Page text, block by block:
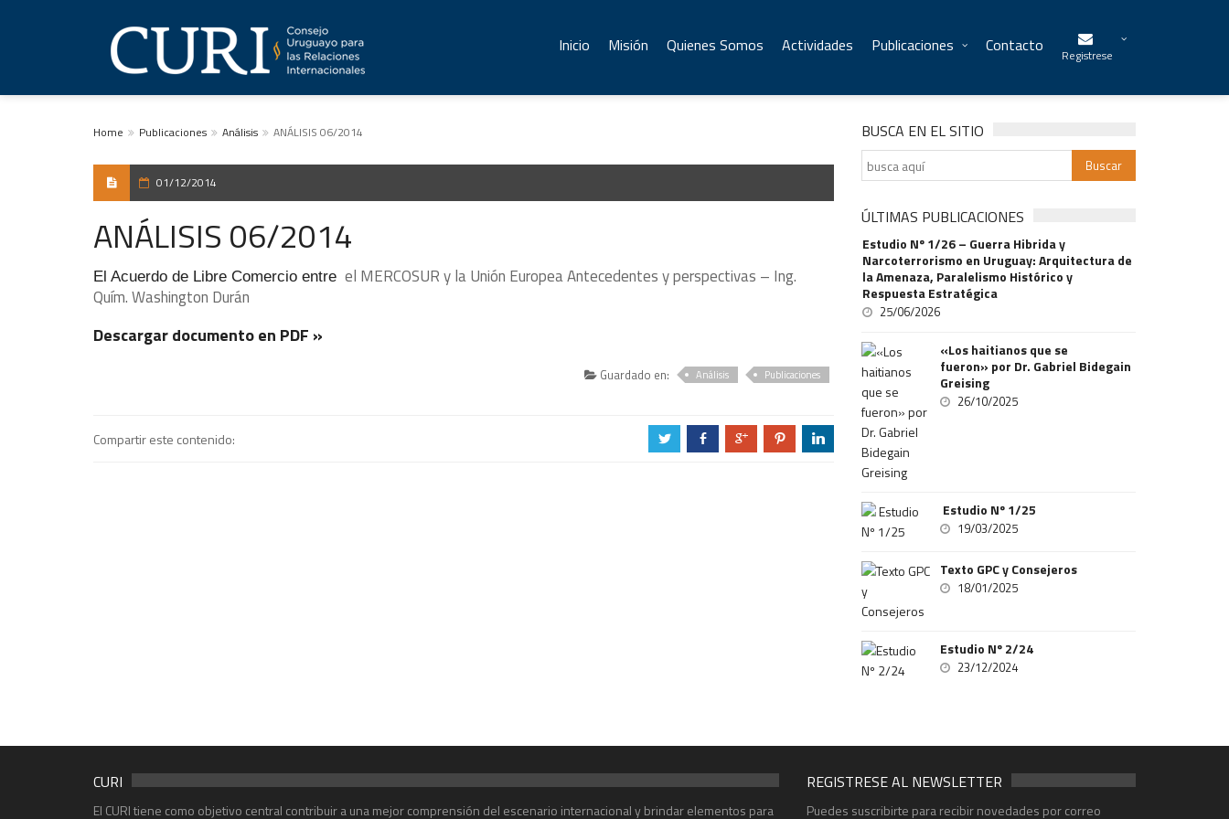
Inicio Misión Quienes Somos Actividades Publicaciones Contacto Registrese
Home Publicaciones Análisis ANÁLISIS 06/2014
01/12/2014
ANÁLISIS 06/2014
El Acuerdo de Libre Comercio entre el MERCOSUR y la Unión Europea Antecedentes y perspectivas – Ing.
Quím. Washington Durán
Descargar documento en PDF »
Guardado en: Análisis Publicaciones
Compartir este contenido: a b c d j
BUSCA EN EL SITIO
ÚLTIMAS PUBLICACIONES
Estudio Nº 1/26 – Guerra Hibrida y
Narcoterrorismo en Uruguay: Arquitectura de
la Amenaza, Paralelismo Histórico y
Respuesta Estratégica
25/06/2026
«Los haitianos que se
fueron» por Dr. Gabriel Bidegain
Greising
26/10/2025
Estudio Nº 1/25
19/03/2025
Texto GPC y Consejeros
18/01/2025
Estudio Nº 2/24
23/12/2024
CURI
El CURI tiene como objetivo central contribuir a una mejor comprensión del escenario internacional y brindar elementos para
REGISTRESE AL NEWSLETTER
Puedes suscribirte para recibir novedades por correo